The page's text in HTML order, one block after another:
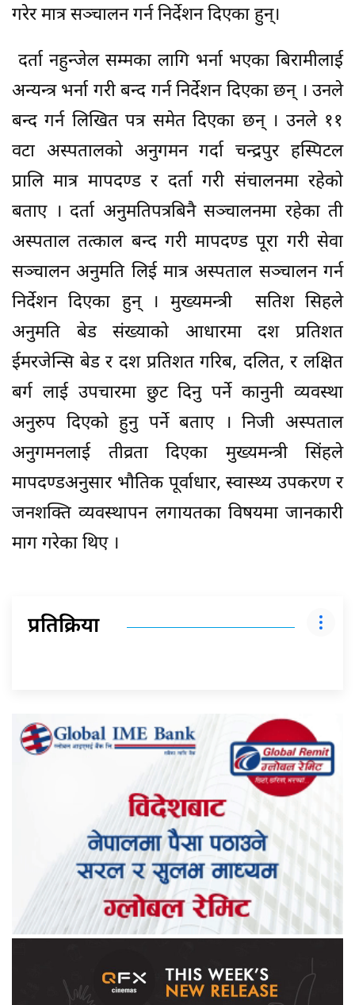
गरेर मात्र सञ्चालन गर्न निर्देशन दिएका हुन्।
दर्ता नहुन्जेल सम्मका लागि भर्ना भएका बिरामीलाई
अन्यन्त्र भर्ना गरी बन्द गर्न निर्देशन दिएका छन् । उनले
बन्द गर्न लिखित पत्र समेत दिएका छन् । उनले ११
वटा अस्पतालको अनुगमन गर्दा चन्द्रपुर हस्पिटल
प्रालि मात्र मापदण्ड र दर्ता गरी संचालनमा रहेको
बताए । दर्ता अनुमतिपत्रबिनै सञ्चालनमा रहेका ती
अस्पताल तत्काल बन्द गरी मापदण्ड पूरा गरी सेवा
सञ्चालन अनुमति लिई मात्र अस्पताल सञ्चालन गर्न
निर्देशन दिएका हुन् । मुख्यमन्त्री सतिश सिहले
अनुमति बेड संख्याको आधारमा दश प्रतिशत
ईमरजेन्सि बेड र दश प्रतिशत गरिब, दलित, र लक्षित
बर्ग लाई उपचारमा छुट दिनु पर्ने कानुनी व्यवस्था
अनुरुप दिएको हुनु पर्ने बताए । निजी अस्पताल
अनुगमनलाई तीव्रता दिएका मुख्यमन्त्री सिंहले
मापदण्डअनुसार भौतिक पूर्वाधार, स्वास्थ्य उपकरण र
जनशक्ति व्यवस्थापन लगायतका विषयमा जानकारी
माग गरेका थिए ।
प्रतिक्रिया